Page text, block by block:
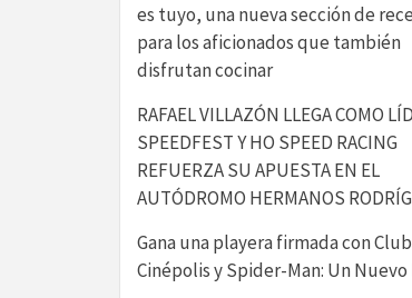
es tuyo, una nueva sección de
para los aficionados que también
disfrutan cocinar
RAFAEL VILLAZÓN LLEGA COMO
SPEEDFEST Y HO SPEED RACING
REFUERZA SU APUESTA EN EL
AUTÓDROMO HERMANOS
Gana una playera firmada con Club
Cinépolis y Spider-Man: Un Nuevo